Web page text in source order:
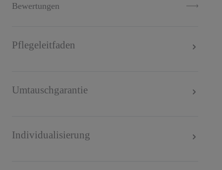
Bewertungen
Pflegeleitfaden
Umtauschgarantie
Individualisierung